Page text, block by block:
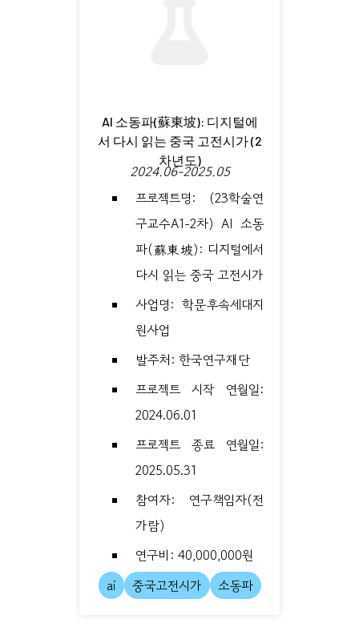
AI 소동파(蘇東坡): 디지털에
서 다시 읽는 중국 고전시가 (2
차년도)
2024.06-2025.05
프로젝트명: (23학술연
구교수A1-2차) AI 소동
파(蘇東坡): 디지털에서
다시 읽는 중국 고전시가
사업명: 학문후속세대지
원사업
발주처: 한국연구재단
프로젝트 시작 연월일:
2024.06.01
프로젝트 종료 연월일:
2025.05.31
참여자: 연구책임자(전
가람)
연구비: 40,000,000원
ai
중국고전시가 소동파